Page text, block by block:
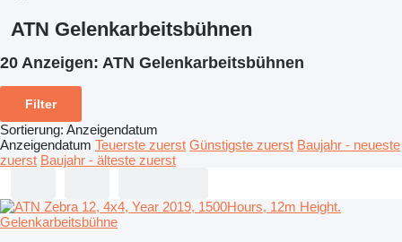
ATN Gelenkarbeitsbühnen
20 Anzeigen: ATN Gelenkarbeitsbühnen
Filter
Sortierung: Anzeigendatum
Anzeigendatum Teuerste zuerst Günstigste zuerst Baujahr - neueste
zuerst Baujahr - älteste zuerst